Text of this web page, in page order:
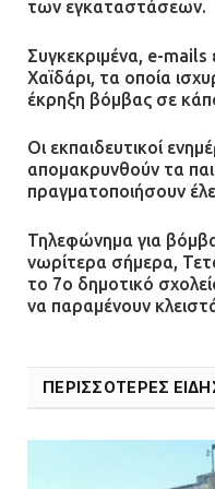
με
Ένα
Μάνδρα
09.07.2026 |
09.07.2026
Δίωξη
των εγκαταστάσεων.
Συγκεκριμένα, e-
Χαϊδάρι, τα οποία
έκρηξη βόμβας σε
Οι εκπαιδευτικοί
απομακρυνθούν τα
πραγματοποιήσουν
Τηλεφώνημα για
νωρίτερα σήμερα,
το 7ο δημοτικό
να παραμένουν
ΠΕΡΙΣΣΟΤΕΡΕΣ